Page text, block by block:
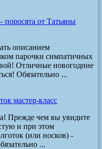
от Татьяны
описанием
парочки симпатичных
Отличные новогодние
Обязательно ...
мастер-класс
Прежде чем вы увидите
и при этом
(или носков) -
...